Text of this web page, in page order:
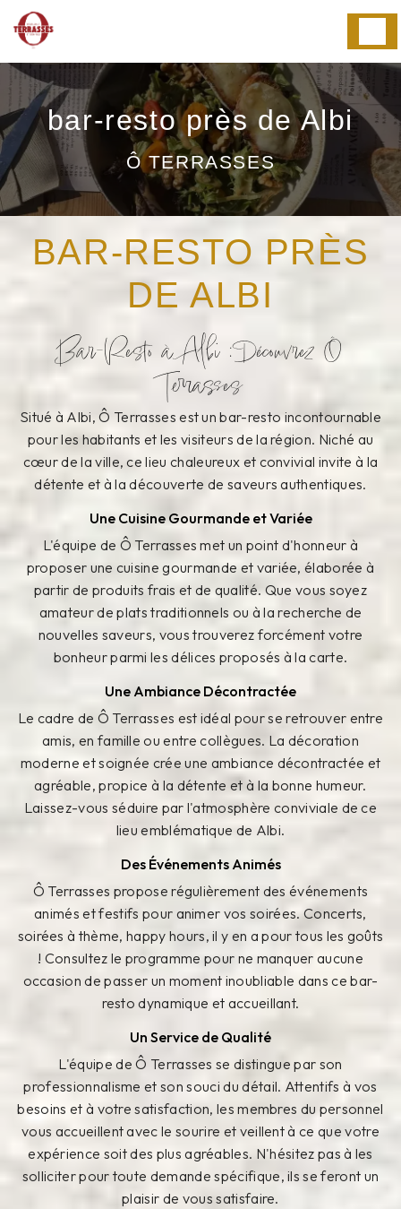
bar-resto près de Albi
Ô TERRASSES
BAR-RESTO PRÈS
DE ALBI
Bar-Resto à Albi : Découvrez Ô
Terrasses
Situé à Albi, Ô Terrasses est un bar-resto incontournable
pour les habitants et les visiteurs de la région. Niché au
cœur de la ville, ce lieu chaleureux et convivial invite à la
détente et à la découverte de saveurs authentiques.
Une Cuisine Gourmande et Variée
L'équipe de Ô Terrasses met un point d'honneur à
proposer une cuisine gourmande et variée, élaborée à
partir de produits frais et de qualité. Que vous soyez
amateur de plats traditionnels ou à la recherche de
nouvelles saveurs, vous trouverez forcément votre
bonheur parmi les délices proposés à la carte.
Une Ambiance Décontractée
Le cadre de Ô Terrasses est idéal pour se retrouver entre
amis, en famille ou entre collègues. La décoration
moderne et soignée crée une ambiance décontractée et
agréable, propice à la détente et à la bonne humeur.
Laissez-vous séduire par l'atmosphère conviviale de ce
lieu emblématique de Albi.
Des Événements Animés
Ô Terrasses propose régulièrement des événements
animés et festifs pour animer vos soirées. Concerts,
soirées à thème, happy hours, il y en a pour tous les goûts
! Consultez le programme pour ne manquer aucune
occasion de passer un moment inoubliable dans ce bar-
resto dynamique et accueillant.
Un Service de Qualité
L'équipe de Ô Terrasses se distingue par son
professionnalisme et son souci du détail. Attentifs à vos
besoins et à votre satisfaction, les membres du personnel
vous accueillent avec le sourire et veillent à ce que votre
expérience soit des plus agréables. N'hésitez pas à les
solliciter pour toute demande spécifique, ils se feront un
plaisir de vous satisfaire.
Panneau de gestion des cookies